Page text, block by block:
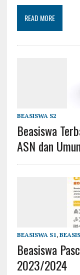
READ MORE
BEASISWA S2
Beasiswa
ASN dan
BEASISWA S1,
Beasiswa
2023/2024